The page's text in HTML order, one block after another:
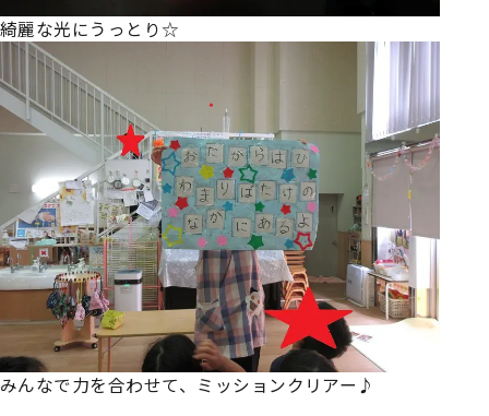
綺麗な光にうっとり☆
みんなで力を合わせて、ミッションクリアー♪